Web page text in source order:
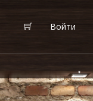
Войти